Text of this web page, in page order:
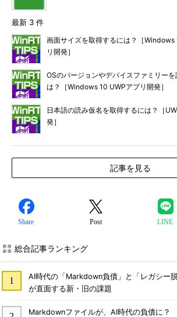
最新 3 件
画面サイズを取得するには？［Windows
リ開発］
OSのバージョンやデバイスファミリーを
は？［Windows 10 UWPアプリ開発］
日本語の読み仮名を取得するには？［
発］
記事を見る
Share Post LINE
総合記事ランキング
AI時代の「Markdown負債」と「レガシー
が直面する新・旧の課題
Markdownファイルが、AI時代の負債に？